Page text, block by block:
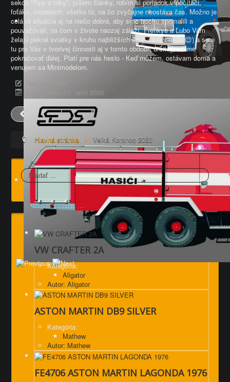
sekcii "Tipy a triky", píšem články, robím si poriadok v počítači,
foťáku, modeloch, všetko to, na čo zvyčajne neostáva čas. Možno je
celá tá situácia aj na niečo dobrá, aby sme trochu spomalili a
pouvažovali, na čom v živote naozaj záleží. Frenkye a Ľubo Vám
želajú pekné sviatky v kruhu najbližších (inak sa ani nedá 😉) a sme
tu pre Vás v tvorivej činnosti aj v tomto období, určite budeme
pokračovať ďalej. Platí pre nás heslo - Keď môžem, ostávam doma a
venujem sa Minimodelom.
Uverejnené: 11. apríl 2020
Predch.
Hlavná stránka Veľká Koronoc 2020
Hľadať
VW CRAFTER 2A
Kategória:
Aligator
Autor: Aligator
ASTON MARTIN DB9 SILVER
Kategória:
Mathew
Autor: Mathew
FE4706 ASTON MARTIN LAGONDA 1976